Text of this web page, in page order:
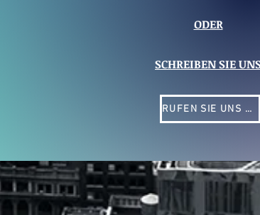
ODER
SCHREIBEN SIE
RUFEN SIE UNS AN